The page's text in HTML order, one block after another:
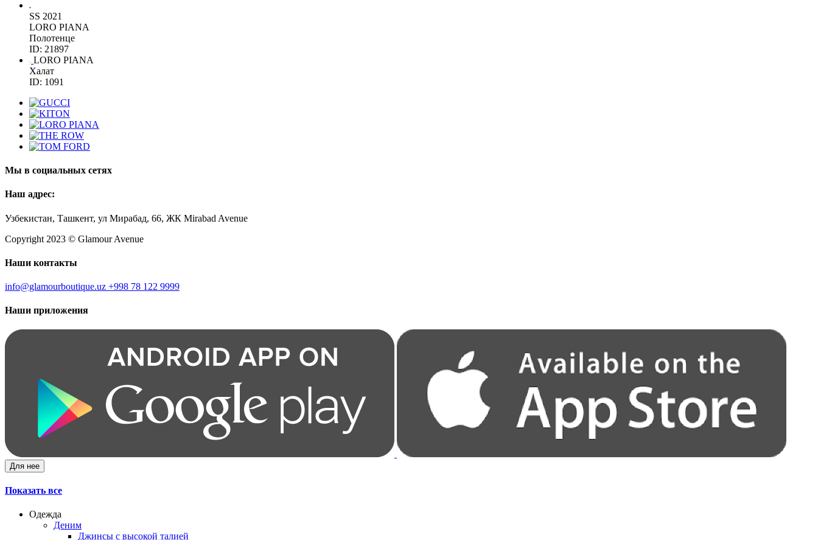
SS 2021
LORO PIANA
Полотенце
ID: 21897
LORO PIANA
Халат
ID: 1091
Мы в социальных сетях
Наш адрес:
Узбекистан, Ташкент, ул Мирабад, 66, ЖК Mirabad Avenue
Copyright 2023 © Glamour Avenue
Наши контакты
info@glamourboutique.uz +998 78 122 9999
Наши приложения
Для нее
Показать все
Одежда
Деним
Джинсы с высокой талией